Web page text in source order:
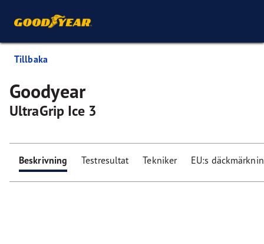
Tillbaka
Goodyear
UltraGrip Ice 3
Beskrivning Testresultat Tekniker EU:s